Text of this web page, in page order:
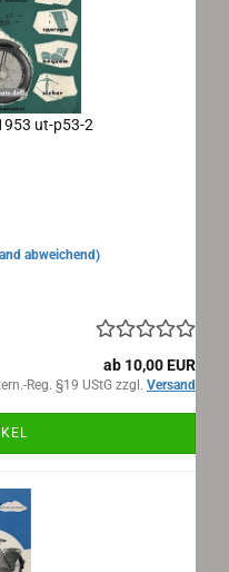
ut-p53-2
abweichend)
ab 10,00 EUR
Reg. §19 UStG zzgl. Versand